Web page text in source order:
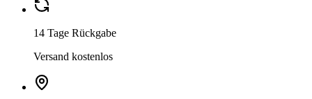
14 Tage Rückgabe
Versand kostenlos